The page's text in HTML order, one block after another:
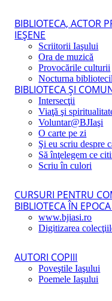
BIBLIOTECA, ACTOR
IEŞENE
Scriitorii Iaşului
Ora de muzică
Provocările culturii
Nocturna
BIBLIOTECA ŞI
Intersecţii
Viaţă şi
Voluntar@BJIaşi
O carte pe zi
Şi eu scriu despre
Să înţelegem ce
Scriu în culori
CURSURI PENTRU
BIBLIOTECA ÎN
www.bjiasi.ro
Digitizarea
AUTORI COPIII
Poveştile Iaşului
Poemele Iaşului